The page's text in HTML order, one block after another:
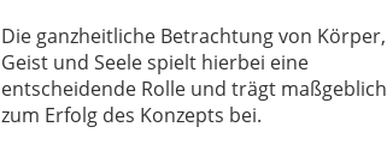
Die ganzheitliche Betrachtung von Körper,
Geist und Seele spielt hierbei eine
entscheidende Rolle und trägt maßgeblich
zum Erfolg des Konzepts bei.